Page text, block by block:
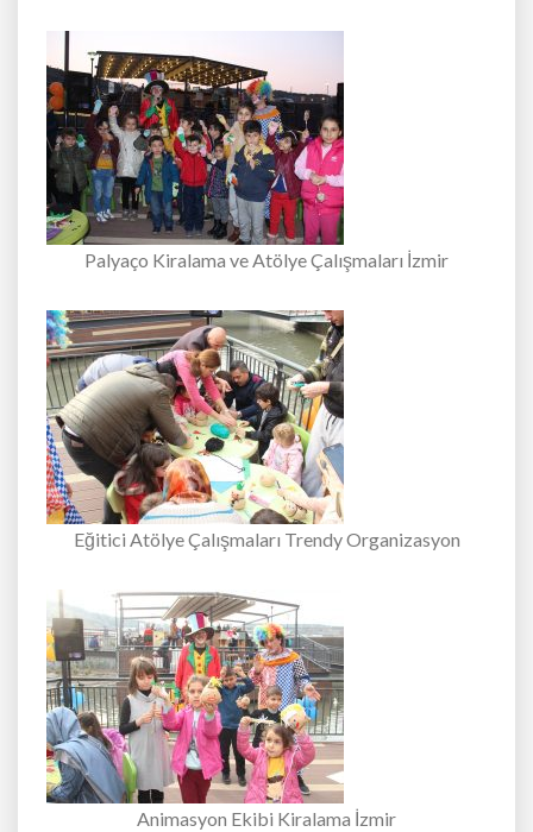
Palyaço Kiralama ve Atölye Çalışmaları İzmir
Eğitici Atölye Çalışmaları Trendy Organizasyon
Animasyon Ekibi Kiralama İzmir